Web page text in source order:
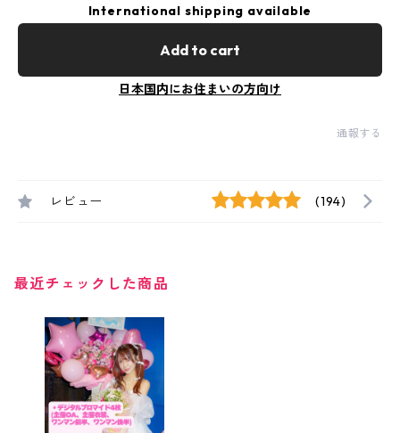
International shipping available
Add to cart
日本国内にお住まいの方向け
通報する
レビュー (194)
最近チェックした商品